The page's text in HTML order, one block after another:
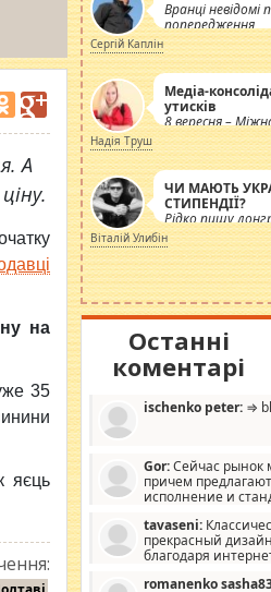
А
на
35
яєць
Вранці невідомі
попередження
Сергій Каплін
Медіа-
утисків
8 вересня –
журналістів.
Надія Труш
ЧИ МАЮТЬ
СТИПЕНДІЇ?
Рідко пишу
але вже просто
інсенуації
Штучно
катастрофа.
Віталій Улибін
Останні
коментарі
ischenko peter: ⇒
Gor:Сейчас рынок
причем
исполнение и
дизайну, мало походит
креативненько и что
без ненужных
tavaseni:
прекрасный
благодаря
romanenko